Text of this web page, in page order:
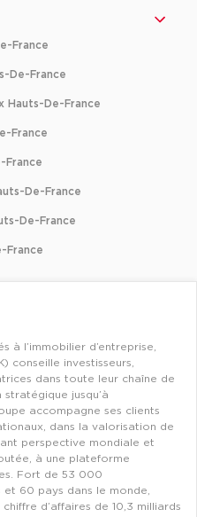
avec quai de
- Programmes neufs
en Bretagne
à Lyon
à Marseille
à Dijon
France
De-France
Hauts-De-France
France
France
De-France
De-France
France
à l’immobilier d’entreprise,
conseille investisseurs,
dans toute leur chaîne de
jusqu’à
accompagne ses clients
dans la valorisation de
perspective mondiale et
à une plateforme
Fort de 53 000
60 pays dans le monde,
d’affaires de 10,3 milliards